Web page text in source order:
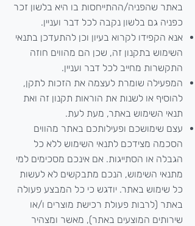
באתר שהפניה/ההתייחסות בו היא בלשון זכר
כפניה גם בלשון נקבה לכל דבר ועניין.
אנא הקפידו לקרוא בעיון וכן להתעדכן בתנאי
השימוש בתקנון זה, שכן הם מהווים חוזה
התקשרות מחייב לכל דבר ועניין.
המפעילה שומרת לעצמה את הזכות לתקן,
להוסיף או לשנות את הוראות תקנון זה ואת
תנאי השימוש באתר, מעת לעת.
עצם שימושכם ופעילותכם באתר מהווים
הסכמה מצידכם לתנאי השימוש ללא כל
הגבלה או הסתייגות. אם אינכם מסכימים למי
מתנאי השימוש, הנכם מתבקשים לא לעשות
כל שימוש באתר. יודגש כי כל המבצע פעולה
באתר (לרבות פעולת רכישת מוצרים ו/או
שירותים המוצעים באתר), מאשר ומצהיר